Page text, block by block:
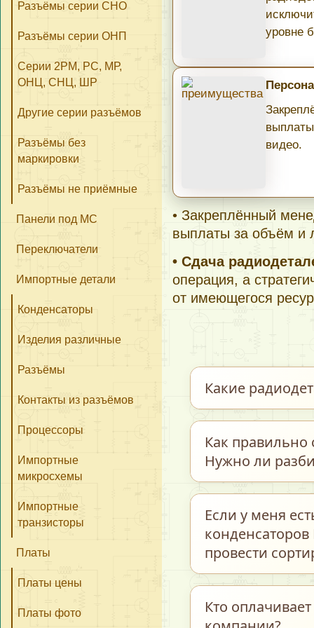
уровне
видео.
• Закреплённый
выплаты за объём и
• Сдача
операция, а
от имеющегося
Какие
керамические и
интегральные
и многие другие
бывшие в работе.
Как правильно
Нужно ли
предварительно
полном
Если у меня
провести
Кто
Разъёмы серии СНО
Разъёмы серии ОНП
Серии 2РМ, РС, МР,
ОНЦ, СНЦ, ШР
Другие серии разъёмов
Разъёмы без
маркировки
Разъёмы не приёмные
Панели под МС
Переключатели
Импортные детали
Конденсаторы
Изделия различные
Разъёмы
Контакты из разъёмов
Процессоры
Импортные
микросхемы
Импортные
транзисторы
Платы
Платы цены
Платы фото